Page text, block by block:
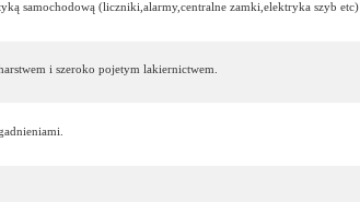
samochodową (liczniki,alarmy,centralne zamki,elektryka szyb etc)
i szeroko pojetym lakiernictwem.